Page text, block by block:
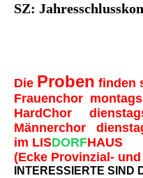
SZ:
Die Proben finden
Frauenchor
HardChor
Männerchor
im LISDORFHAUS
(Ecke Provinzial-
INTERESSIERTE SIND